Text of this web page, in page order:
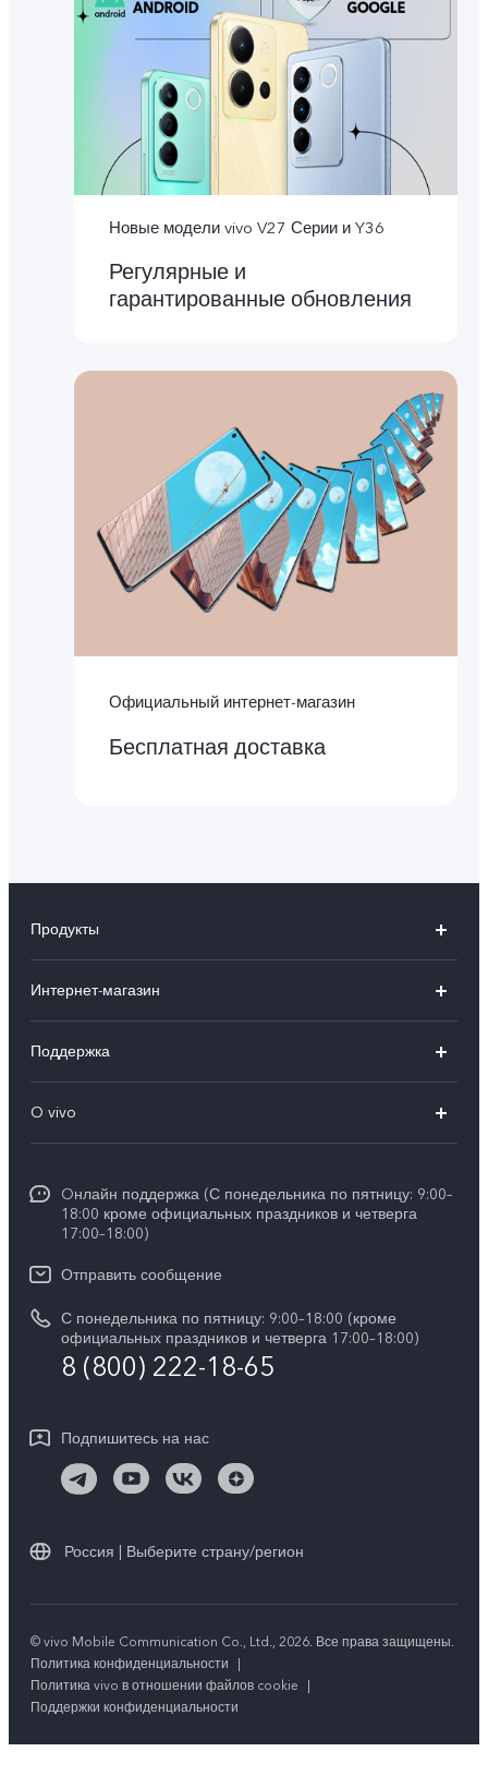
Новые модели vivo V27 Серии и Y36
Регулярные и
гарантированные обновления
Официальный интернет-магазин
Бесплатная доставка
Продукты
X300 FE
V70 FE
V70
Y31d
Y11d
Интернет-магазин
V60 5G
V60 Lite
V40 Lite
Y04s
Поддержка
FAQs
Funtouch OS
Сервисные центры
IMEI аутентификация
Запрос стоимости запчастей
Обновление системы
Скачать LUT для Log-восстановления
O vivo
Пресс-центр
Карьера в vivo
Юридическая информация
О нас
Социальная ответственность
Oнлайн поддержка (С понедельника по пятницу: 9:00–
18:00 кроме официальных праздников и четверга
17:00–18:00)
Отправить сообщение
С понедельника по пятницу: 9:00–18:00 (кроме
официальных праздников и четверга 17:00–18:00)
8 (800) 222-18-65
Подпишитесь на нас
Россия | Выберите страну/регион
© vivo Mobile Communication Co., Ltd., 2026. Все права защищены.
Политика конфиденциальности
|
Политика vivo в отношении файлов cookie
|
Поддержки конфиденциальности